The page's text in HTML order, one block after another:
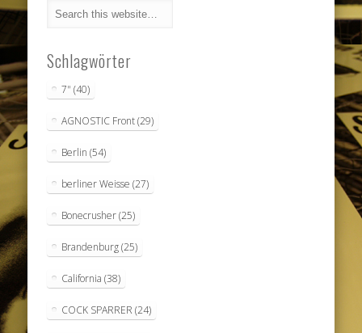
Schlagwörter
7" (40)
AGNOSTIC Front(29)
Berlin (54)
berliner Weisse (27)
Bonecrusher(25)
Brandenburg(25)
California (38)
COCK SPARRER (24)